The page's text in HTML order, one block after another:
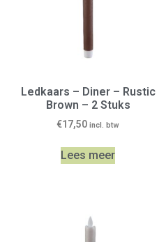
Ledkaars – Diner – Rustic
Brown – 2 Stuks
€17,50 incl. btw
Lees meer